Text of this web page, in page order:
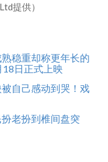
提供）
稳重却称更年长的
18日正式上映
自己感动到哭！戏
老扮到椎间盘突